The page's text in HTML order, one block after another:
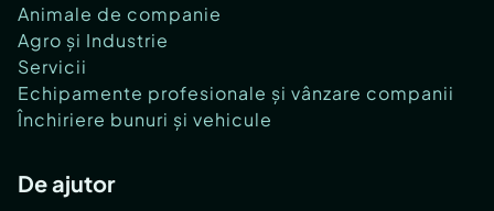
Animale de companie
Agro și Industrie
Servicii
Echipamente profesionale și vânzare companii
Închiriere bunuri și vehicule
De ajutor